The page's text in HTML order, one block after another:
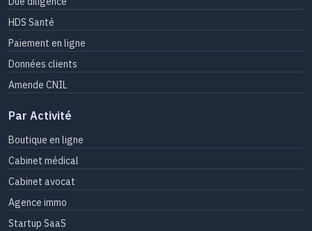
HDS Santé
Paiement en ligne
Données clients
Amende CNIL
Par Activité
Boutique en ligne
Cabinet médical
Cabinet avocat
Agence immo
Startup SaaS